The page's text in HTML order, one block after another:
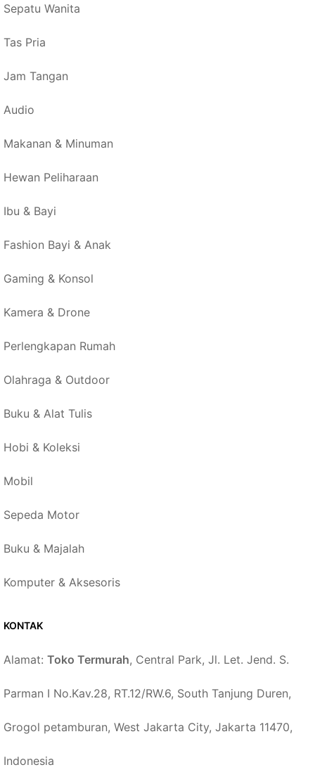
Sepatu Wanita
Tas Pria
Jam Tangan
Audio
Makanan & Minuman
Hewan Peliharaan
Ibu & Bayi
Fashion Bayi & Anak
Gaming & Konsol
Kamera & Drone
Perlengkapan Rumah
Olahraga & Outdoor
Buku & Alat Tulis
Hobi & Koleksi
Mobil
Sepeda Motor
Buku & Majalah
Komputer & Aksesoris
KONTAK
Alamat: Toko Termurah, Central Park, Jl. Let. Jend. S.
Parman I No.Kav.28, RT.12/RW.6, South Tanjung Duren,
Grogol petamburan, West Jakarta City, Jakarta 11470,
Indonesia